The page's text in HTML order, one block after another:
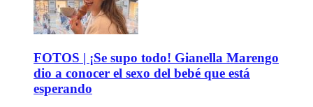
FOTOS | ¡Se supo todo! Gianella Marengo
dio a conocer el sexo del bebé que está
esperando